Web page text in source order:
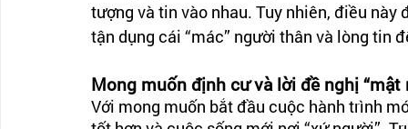
tượng và tin vào nhau. Tuy nhiên, điều
tận dụng cái “mác” người thân và lòng tin
Mong muốn định cư và lời đề nghị “mật
Với mong muốn bắt đầu cuộc hành trình